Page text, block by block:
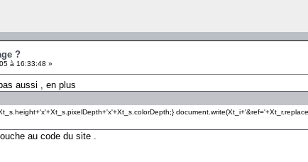
?
à 16:33:48 »
aussi , en plus
au code du site .